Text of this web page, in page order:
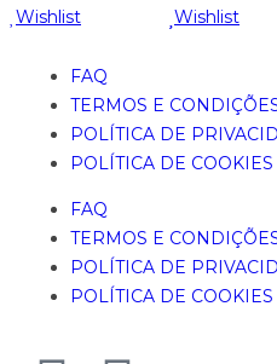
Wishlist
Wishlist
FAQ
TERMOS E
POLÍTICA DE
POLÍTICA DE COOKIES
FAQ
TERMOS E
POLÍTICA DE
POLÍTICA DE COOKIES